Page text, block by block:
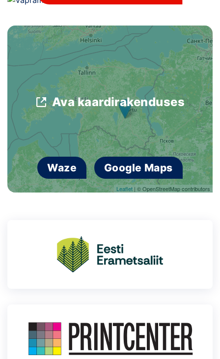
Ajalugu
Koolitused
OTSI
Leaflet | © OpenStreetMap contributors
Ava kaardirakenduses
Waze Google Maps